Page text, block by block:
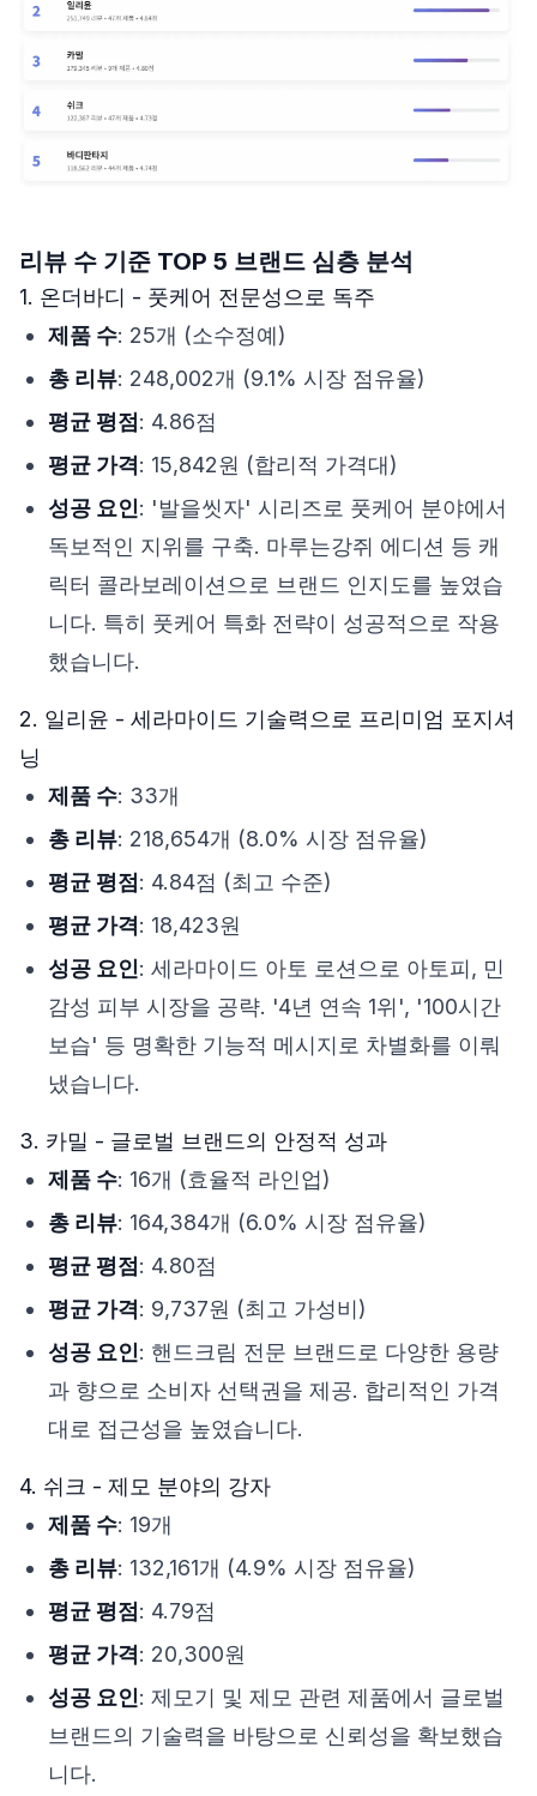
리뷰 수 기준 TOP 5 브랜드 심층 분석
1. 온더바디 - 풋케어 전문성으로 독주
제품 수: 25개 (소수정예)
총 리뷰: 248,002개 (9.1% 시장 점유율)
평균 평점 : 4.86점
평균 가격: 15,842원 (합리적 가격대)
성공 요인: '발을씻자' 시리즈로 풋케어 분야에서
독보적인 지위를 구축. 마루는강쥐 에디션 등 캐
릭터 콜라보레이션으로 브랜드 인지도를 높였습
니다. 특히 풋케어 특화 전략이 성공적으로 작용
했습니다.
2. 일리윤 - 세라마이드 기술력으로 프리미엄 포지셔
닝
제품 수: 33개
총 리뷰: 218,654개 (8.0% 시장 점유율)
평균 평점 : 4.84점 (최고 수준)
평균 가격: 18,423원
성공 요인: 세라마이드 아토 로션으로 아토피, 민
감성 피부 시장을 공략. '4년 연속 1위', '100시간
보습' 등 명확한 기능적 메시지로 차별화를 이뤄
냈습니다.
3. 카밀 - 글로벌 브랜드의 안정적 성과
제품 수: 16개 (효율적 라인업)
총 리뷰: 164,384개 (6.0% 시장 점유율)
평균 평점 : 4.80점
평균 가격: 9,737원 (최고 가성비)
성공 요인: 핸드크림 전문 브랜드로 다양한 용량
과 향으로 소비자 선택권을 제공. 합리적인 가격
대로 접근성을 높였습니다.
4. 쉬크 - 제모 분야의 강자
제품 수: 19개
총 리뷰: 132,161개 (4.9% 시장 점유율)
평균 평점 : 4.79점
평균 가격: 20,300원
성공 요인: 제모기 및 제모 관련 제품에서 글로벌
브랜드의 기술력을 바탕으로 신뢰성을 확보했습
니다.